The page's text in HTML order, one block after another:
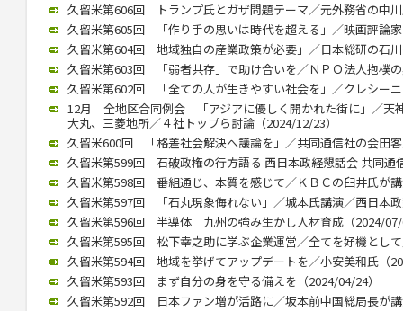
久留米第606回 トランプ氏とガザ問題テーマ／元外務省の中
久留米第605回 「作り手の思いは時代を超える」／映画評論
久留米第604回 地域独自の産業政策が必要」／日本総研の石
久留米第603回 「弱者共存」で助け合いを／ＮＰＯ法人抱樸
久留米第602回 「全ての人が生きやすい社会を」／クレシー
12月 全地区合同例会 「アジアに優しく開かれた街に」／天
大丸、三菱地所／４社トップら討論（2024/12/23）
久留米600回 「格差社会解決へ議論を」／共同通信社の会田
久留米第599回 石破政権の行方語る 西日本政経懇話会 共同通
久留米第598回 番組通じ、本質を感じて／ＫＢＣの臼井氏が
久留米第597回 「石丸現象侮れない」／城本氏講演／西日本
久留米第596回 半導体 九州の強み生かし人材育成（2024/
久留米第595回 松下幸之助に学ぶ企業運営／全てを好機とし
久留米第594回 地域を挙げてアップデートを／小安美和氏（
久留米第593回 まず自分の身を守る備えを（2024/04/24）
久留米第592回 日本ファン増が活路に／坂本前中国総局長が